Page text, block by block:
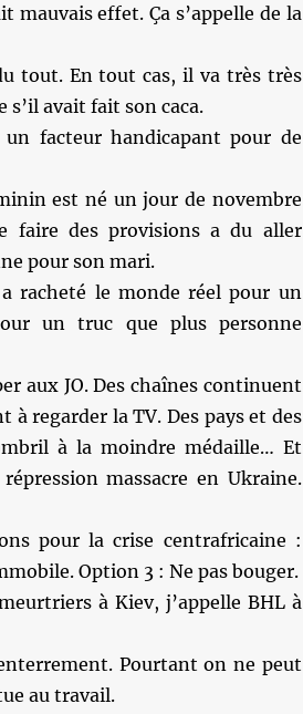
effet. Ça s’appelle de la
tout. En tout cas, il va très très
avait fait son caca.
facteur handicapant pour de
est né un jour de novembre
faire des provisions a du aller
pour son mari.
racheté le monde réel pour un
un truc que plus personne
aux JO. Des chaînes continuent
regarder la TV. Des pays et des
à la moindre médaille… Et
massacre en Ukraine.
pour la crise centrafricaine :
Option 3 : Ne pas bouger.
à Kiev, j’appelle BHL à
Pourtant on ne peut
au travail.